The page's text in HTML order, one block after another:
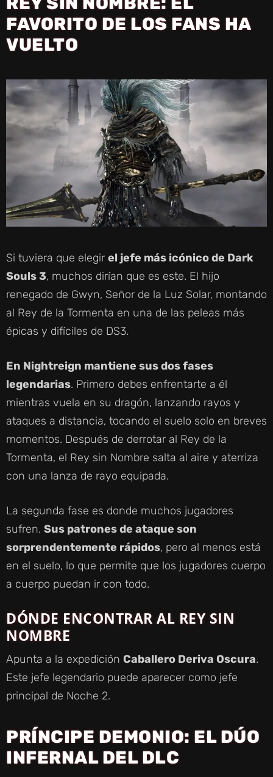
FAVORITO DE LOS FANS HA
VUELTO
Si tuviera que elegir el jefe más icónico de Dark
Souls 3, muchos dirían que es este. El hijo
renegado de Gwyn, Señor de la Luz Solar, montando
al Rey de la Tormenta en una de las peleas más
épicas y difíciles de DS3.
En Nightreign mantiene sus dos fases
legendarias. Primero debes enfrentarte a él
mientras vuela en su dragón, lanzando rayos y
ataques a distancia, tocando el suelo solo en breves
momentos. Después de derrotar al Rey de la
Tormenta, el Rey sin Nombre salta al aire y aterriza
con una lanza de rayo equipada.
La segunda fase es donde muchos jugadores
sufren. Sus patrones de ataque son
sorprendentemente rápidos, pero al menos está
en el suelo, lo que permite que los jugadores cuerpo
a cuerpo puedan ir con todo.
DÓNDE ENCONTRAR AL REY SIN
NOMBRE
Apunta a la expedición Caballero Deriva Oscura.
Este jefe legendario puede aparecer como jefe
principal de Noche 2.
PRÍNCIPE DEMONIO: EL DÚO
INFERNAL DEL DLC